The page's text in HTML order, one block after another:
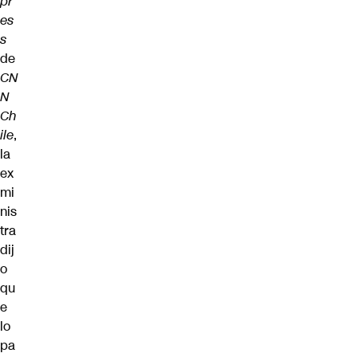
es
s
de
CN
N
Ch
ile,
la
ex
mi
nis
tra
dij
o
qu
e
lo
pa